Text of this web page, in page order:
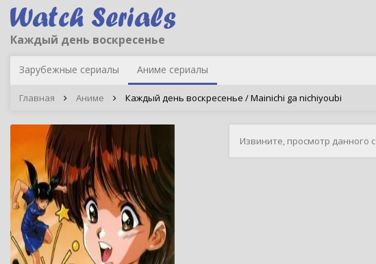
Каждый день воскресенье
Зарубежные сериалы Аниме сериалы
Главная Аниме Каждый день воскресенье / Mainichi ga nichiyoubi
Извините, просмотр данного